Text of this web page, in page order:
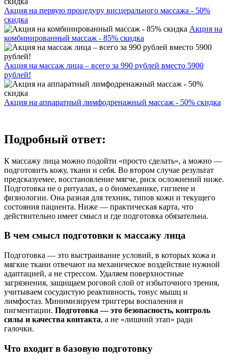
Акция на первую процедуру висцерального массажа - 50%
скидка
Акция на
комбинированный массаж - 85% скидка
Акция на массаж лица – всего за 990 рублей вместо 5900
рублей!
Акция на аппаратный лимфодренажный массаж - 50% скидка
Подробный ответ:
К массажу лица можно подойти «просто сделать», а можно —
подготовить кожу, ткани и себя. Во втором случае результат
предсказуемее, восстановление мягче, риск осложнений ниже.
Подготовка не о ритуалах, а о биомеханике, гигиене и
физиологии. Она разная для техник, типов кожи и текущего
состояния пациента. Ниже — практическая карта, что
действительно имеет смысл и где подготовка обязательна.
В чем смысл подготовки к массажу лица
Подготовка — это выстраивание условий, в которых кожа и
мягкие ткани отвечают на механическое воздействие нужной
адаптацией, а не стрессом. Удаляем поверхностные
загрязнения, защищаем роговой слой от избыточного трения,
учитываем сосудистую реактивность, тонус мышц и
лимфостаз. Минимизируем триггеры воспаления и
пигментации. Подготовка — это безопасность, контроль
силы и качества контакта, а не «лишний этап» ради
галочки.
Что входит в базовую подготовку